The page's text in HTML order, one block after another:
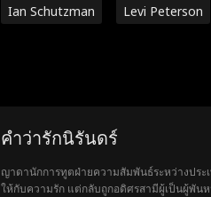
Ian Schutzman Levi Peterson
คำว่ารักนิรันดร์
ญาดานักการทูตฝ่ายความสัมพันธ์ระหว่างประ
ให้กับความรัก แต่กลับถูกอดิศรสามีผู้เป็นผู้พันห